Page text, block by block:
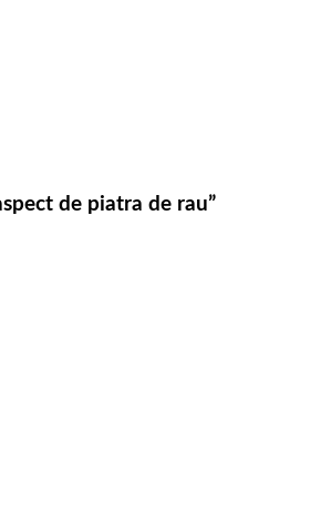
de piatra de rau”